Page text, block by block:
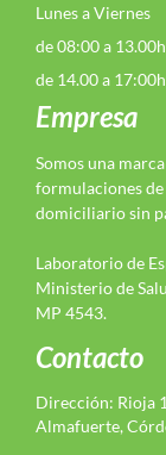
Lunes a Viernes
de 08:00 a
de 14.00 a
Empresa
Somos una
formulaciones
domiciliario sin
Laboratorio de
Ministerio de
MP 4543.
Contacto
Dirección: Rioja
Almafuerte,